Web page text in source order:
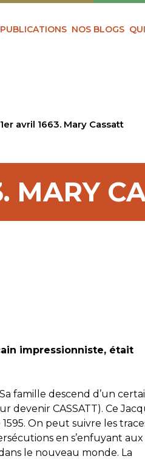
NOS BLOGS
1er avril 1663. Mary Cassatt
MARY
impressionniste, était
famille descend d’un
devenir CASSATT). Ce
On peut suivre les
en s’enfuyant aux
le nouveau monde. La